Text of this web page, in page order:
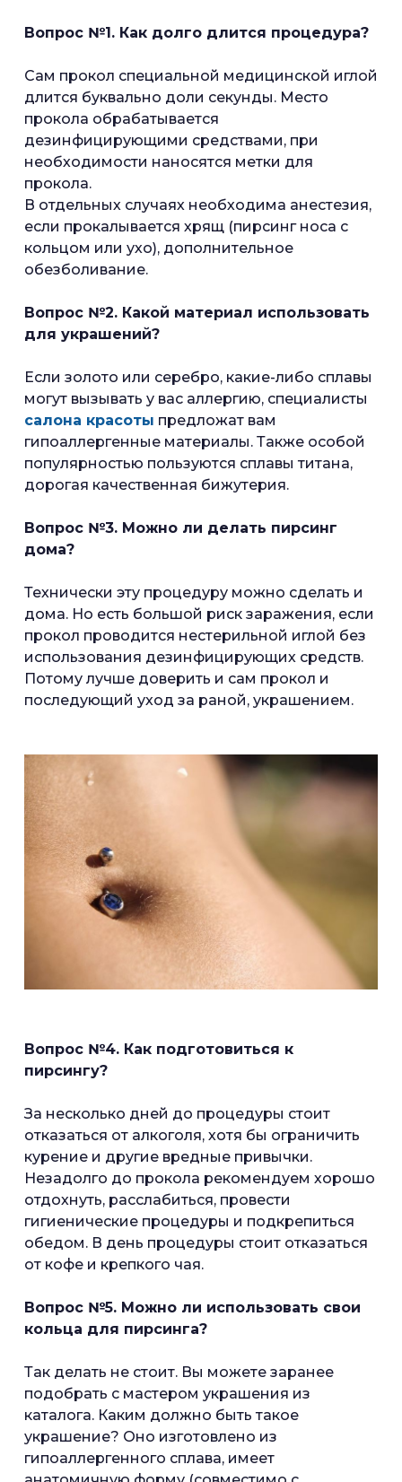
Вопрос №1. Как долго длится процедура?
Сам прокол специальной медицинской иглой
длится буквально доли секунды. Место
прокола обрабатывается
дезинфицирующими средствами, при
необходимости наносятся метки для
прокола.
В отдельных случаях необходима анестезия,
если прокалывается хрящ (пирсинг носа с
кольцом или ухо), дополнительное
обезболивание.
Вопрос №2. Какой материал использовать
для украшений?
Если золото или серебро, какие-либо сплавы
могут вызывать у вас аллергию, специалисты
салона красоты предложат вам
гипоаллергенные материалы. Также особой
популярностью пользуются сплавы титана,
дорогая качественная бижутерия.
Вопрос №3. Можно ли делать пирсинг
дома?
Технически эту процедуру можно сделать и
дома. Но есть большой риск заражения, если
прокол проводится нестерильной иглой без
использования дезинфицирующих средств.
Потому лучше доверить и сам прокол и
последующий уход за раной, украшением.
Вопрос №4. Как подготовиться к
пирсингу?
За несколько дней до процедуры стоит
отказаться от алкоголя, хотя бы ограничить
курение и другие вредные привычки.
Незадолго до прокола рекомендуем хорошо
отдохнуть, расслабиться, провести
гигиенические процедуры и подкрепиться
обедом. В день процедуры стоит отказаться
от кофе и крепкого чая.
Вопрос №5. Можно ли использовать свои
кольца для пирсинга?
Так делать не стоит. Вы можете заранее
подобрать с мастером украшения из
каталога. Каким должно быть такое
украшение? Оно изготовлено из
гипоаллергенного сплава, имеет